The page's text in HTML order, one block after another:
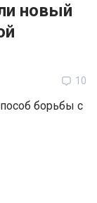
новый
10